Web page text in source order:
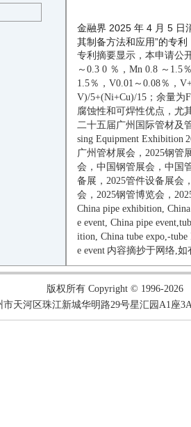
金融界 2025 年 4 月 5 日
其制备方法和应用”的专
专利摘要显示，本申请公
～0.3 0 ％，Mn 0.8 ～1.5
1.5％，V0.01～0.08％，
V)/5+(Ni+Cu)/15；余量为
腐蚀性和可焊性优点，尤
二十五届广州国际管材及
sing Equipment Exhibition
广州管材展会， 2025钢管
会，中国钢管展会，中国
备展， 2025管件设备展会
会， 2025钢管博览会，
China pipe exhibition,
e event, China pipe event,
ition, China tube expo,-tube
e event 内容摘抄于网络,如
版权所有 Copyright © 1996-2026
市天河区珠江新城华明路29号星汇园A1座